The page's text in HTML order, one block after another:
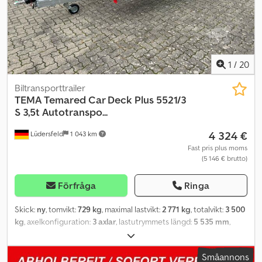
1 / 20
Lüdersfeld 1 043 km
Biltransporttrailer
TEMATemared Car Deck Plus 5521/3
S 3,5t Autotranspo...
4 324 €
Fast pris plus moms
(5 146 € brutto)
Förfråga Ringa
Skick: ny, tomvikt:729 kg, maximal lastvikt:2 771 kg, totalvikt: 3 500
kg, axelkonfiguration: 3 axlar, lastutrymmets längd: 5 535 mm,
, Tillverkningsår:
km, växeltyp:mekanisk, energieffektivitet:A, Temared Car Deck
Plus 5521/3 S Djdpfxjw Dv Eks Ad Nsck Biltransportör Småannons